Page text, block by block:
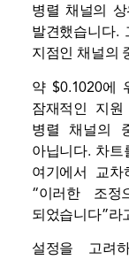
병렬 채널의
발견했습니다.
지점인 채널의
약 $0.1020에
잠재적인 지
병렬 채널의
아닙니다. 차
여기에서 교
“이러한 조정
되었습니다”라
설정을 고려